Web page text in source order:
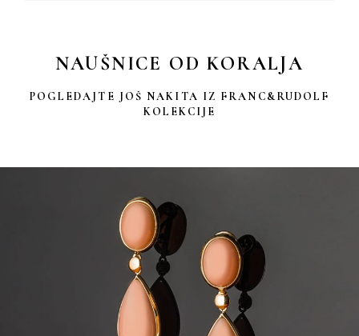
NAUŠNICE OD KORALJA
POGLEDAJTE JOŠ NAKITA IZ FRANC&RUDOLF
KOLEKCIJE